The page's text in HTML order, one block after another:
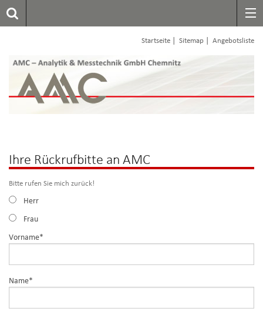
Startseite Sitemap Angebotsliste
Ihre Rückrufbitte an AMC
Bitte rufen Sie mich zurück!
Herr
Frau
Pflichtfeld
Vorname*
Pflichtfeld
Name*